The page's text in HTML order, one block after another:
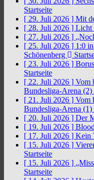
Startseite
[ 29. Juli 2026 ] Mit
[ 28. Juli 2026 ] Licht
[ 27. Juli 2026 ]
[ 25. Juli 2026 ] 1:0
Schönenberg
[ 23. Juli 2026 ]
Startseite
[ 22. Juli 2026 ] Vom
Bundesliga-Arena (2)
[ 21. Juli 2026 ] Vom
Bundesliga-Arena (1)
[ 20. Juli 2026 ] Der
[ 19. Juli 2026 ]
[ 17. Juli 2026 ] Kein
[ 15. Juli 2026 ]
Startseite
[ 15. Juli 2026 ]
Startseite